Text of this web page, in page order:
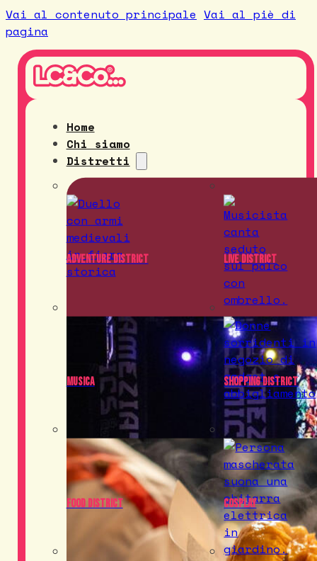
Vai al contenuto principale Vai al piè di
pagina
Home
Chi siamo
Distretti
Adventure District Live District
Musica Shopping District
Food District Cosplay